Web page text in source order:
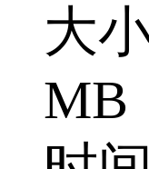
大
MB